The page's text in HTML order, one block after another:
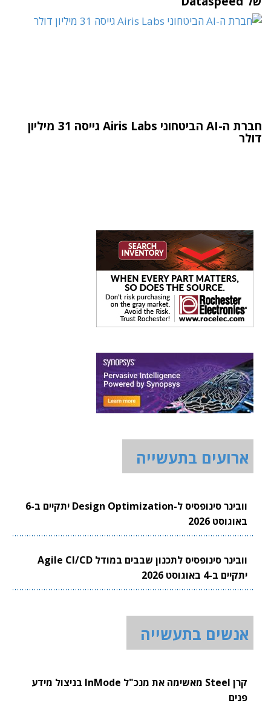
חברת ה-AI הביטחוני Airis Labs גייסה 31 מיליון
דולר
ארועים בתעשייה
וובינר סינופסיס ל-Design Optimization יתקיים ב-6
באוגוסט 2026
וובינר סינופסיס לתכנון שבבים במודל Agile CI/CD
יתקיים ב-4 באוגוסט 2026
אנשים בתעשייה
קרן Steel מאשימה את מנכ"ל InMode בניצול מידע
פנים